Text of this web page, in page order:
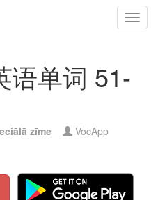
语单词 51-
zīme VocApp